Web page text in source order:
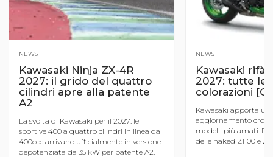
NEWS
Kawasaki Ninja ZX-4R
2027: il grido del quattro
cilindri apre alla patente
A2
La svolta di Kawasaki per il 2027: le
sportive 400 a quattro cilindri in linea da
400ccc arrivano ufficialmente in versione
depotenziata da 35 kW per patente A2.
NEWS
Kawasaki rifà
2027: tutte le
colorazioni
Kawasaki apporta un
aggiornamento
modelli più amati.
delle naked Z1100 e